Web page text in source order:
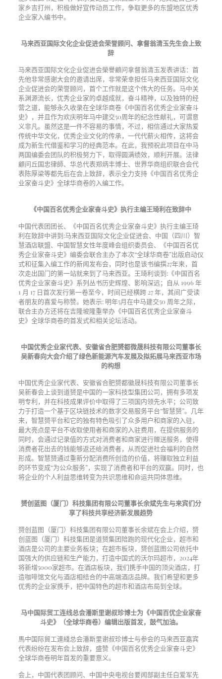
家乡吉打州，积极做好宣传动员工作，争取更多的东盟地区优秀
企业家入编书中。
马来西亚国际文化企业促进会荣誉顾问、拿督翁清玉先生会上致
辞
马来西亚国际文化企业促进会榮譽顧问拿督翁清玉发表讲话：首
先他非常感谢大会的邀请出席，非常荣幸担任马来西亚国际文化
企业促进会的荣誉顾问，首个工作就是这个伟大的任务。马中关
系渊源流长，优秀企业家的卓越成就，奋斗精神，以及独特的经
营之道，能够永久收录在全球华商卷《中国百名优秀企业家奋斗
史》，并且作为欢庆明年马中建交50周年的纪念性献礼，可谓意
义非凡。虽然这是一件不容易的事情，不过，相信通过大家热爱
传统中华文化，优秀企业文化的传承，一代代薪火相传，这将会
成为新生代借鉴和学习的经典范本。在此，我预祝此项目在中马
两国编委会团队的积极努力下，取得圆满绩效，顺利开展。法律
顧问丘国忠律師、华总代表郑炳丰博士、世界华商组织联合会代
表陈厚梁等都先后在会上致辞，表示全力支持《中国百名优秀企
业家奋斗史》全球华商卷的入编工作。
《中国百名优秀企业家奋斗史》执行主编王琦利在致辞中
中国代表团团长、《中国百名优秀企业家奋斗史》执行主编王琦
利在致辞中讲到:马来西亚国际文化企业促进会、中国（四川）智
慧酒店联盟、中国智慧女性年度峰会组织委员会、《中国百名优
秀企业家奋斗史》编委会联合主办了本次“全球华商卷”出版启动仪
式和征集入编工作的新闻发布会，同时也是该书编撰27年来，首
次走出国门的第一站就来到了马来西亚。王琦利谈到:《中国百名
优秀企业家奋斗史》系列丛书历史辉煌、影响深远；自从 1996 年
1 月 17 日首次发行第一卷至今，时间已经横跨 27 年，其间广受读
者朋友的喜爱与称赞。她表示: 明年5月在中马建交50 周年之际，
联合主办方还将在吉隆坡隆重举办《中国百名优秀企业家奋斗
史》全球华商卷的首发式和相关论坛活动。
中国优秀企业家代表、安徽省合肥赟都微晟科技有限公司董事长
吴新春向大会介绍了绿色新能源汽车发展及拟拓展马来西亚市场
的构想
中国优秀企业家代表、安徽省合肥赟都徽晟科技有限公司董事长
吴新春会上谈到道赟是中国的一家科技型集团公司，拥有多项发
明专利，并在科技成果评价中取得了三项国内领先水平；公司致
力于打造一个基于区块链技术的数字交易服务平台“智慧赟”。几年
来，智慧赟平台和它的独有特色吸引了众多用户和商家的入驻，
最大亮点是平台不收取使用者和商家的入驻费用，在提供服务的
同时，会通过记录值的方式对消费者和商家进行赠送服务，使得
消费者花出去的钱能够返还给消费者，从而促进社会福利的自然
形成。智慧赟通过重新分配消费所创造的价值，将赚取独立利益
的环节变成“为公众服务”，实现了消费者和平台的双赢。同时，也
将企业的个人利益思维转变为共识思维和命运共同体思维。
赟创蓝图（厦门）科技集团有限公司董事长余斌先生与来宾们分
享了科技共享经济新发展趋势
赟创蓝图（厦门）科技集团有限公司董事长余斌在会上介绍，赟
创蓝图（厦门）科技集团是道赟集团陪跑的现代化企业，超市和
酒店是公司的主要业务板块；在超市板块，赟创蓝图公司依托中
国强大的供应链和生产能力，打造中国式的沃尔玛超市，2024年
将新增5000家超市。在酒店板块，我们携手中国的顶尖酒店，打
造咖啡馆文化与酒店相结合的中高端酒店品牌。我们希望和更多
优秀的企业家携手，把中国特色的超市和酒店布局到全球。
马中国际贸工连线总会潘斯里谢叔珍博士为《中国百优企业家奋
斗史》（全球华商卷）编辑出版首发，鼓气加油。
馬中国际貿工連綫总会潘斯里谢叔珍博士与参会的马来西亚嘉宾
代表纷纷在发布会上致辞，盛赞《中国百名优秀企业家奋斗史》
全球华商卷明年首发的重要意义。
会上，中国代表团顾问、中国中央电视台要闻部副主任白爱军先